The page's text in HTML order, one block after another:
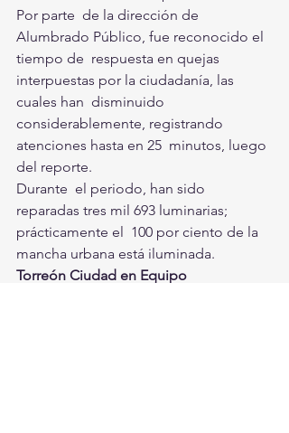
Por parte  de la dirección de
Alumbrado Público, fue reconocido el
tiempo de  respuesta en quejas
interpuestas por la ciudadanía, las
cuales han  disminuido
considerablemente, registrando
atenciones hasta en 25  minutos, luego
del reporte.
Durante  el periodo, han sido
reparadas tres mil 693 luminarias;
prácticamente el  100 por ciento de la
mancha urbana está iluminada.
Torreón Ciudad en Equipo